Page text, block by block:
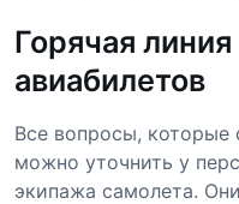
Горячая
авиабилетов
Все вопросы, которые
можно уточнить у
экипажа самолета.